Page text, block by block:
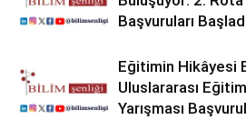
Başvuruları
Eğitimin Hikâyesi
Uluslararası
Yarışması